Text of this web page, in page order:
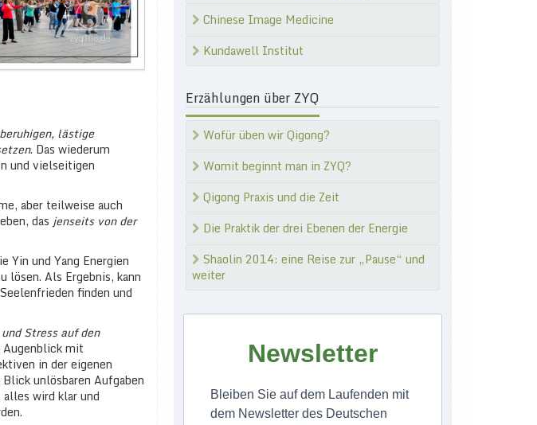
lästige
. Das wiederum
und vielseitigen
aber teilweise auch
das jenseits von der
Yin und Yang Energien
lösen. Als Ergebnis, kann
finden und
Stress auf den
Augenblick mit
in der eigenen
unlösbaren Aufgaben
wird klar und
Chinese Image Medicine
Kundawell Institut
Erzählungen über ZYQ
Wofür üben wir Qigong?
Womit beginnt man in ZYQ?
Qigong Praxis und die Zeit
Die Praktik der drei Ebenen der Energie
Shaolin 2014: eine Reise zur „Pause“ und
weiter
Newsletter
Bleiben Sie auf dem Laufenden mit
dem Newsletter des Deutschen